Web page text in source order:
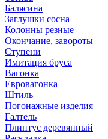
Балясина
Заглушки сосна
Колонны резные
Окончание, завороты
Ступени
Имитация бруса
Вагонка
Евровагонка
Штиль
Погонажные изделия
Галтель
Плинтус деревянный